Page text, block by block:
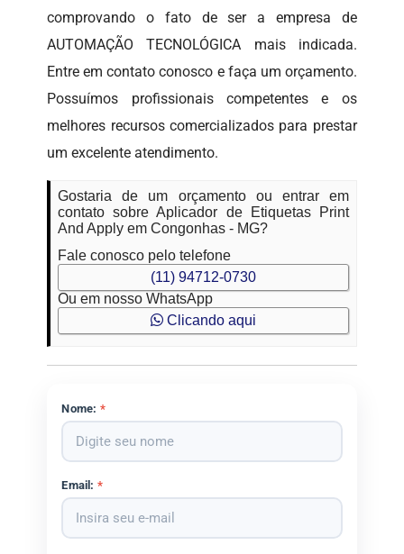
comprovando o fato de ser a empresa de
AUTOMAÇÃO TECNOLÓGICA mais indicada.
Entre em contato conosco e faça um orçamento.
Possuímos profissionais competentes e os
melhores recursos comercializados para prestar
um excelente atendimento.
Gostaria de um orçamento ou entrar em
contato sobre Aplicador de Etiquetas Print
And Apply em Congonhas - MG?
Fale conosco pelo telefone
(11) 94712-0730
Ou em nosso WhatsApp
Clicando aqui
Nome: *
Email: *